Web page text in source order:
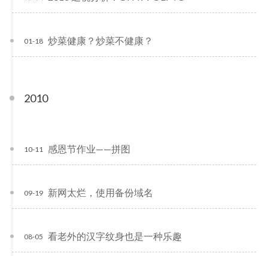
炒菜健康？炒菜不健康？
01-18
2010
感恩节作业——拼图
10-11
新网太烂，使用备份域名
09-19
看老外的汉字纹身也是一种乐趣
08-05